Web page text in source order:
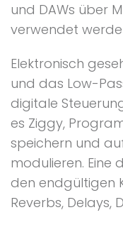
und DAWs über
verwendet
Elektronisch
und das Low-
digitale
es Ziggy,
speichern und
modulieren. Eine
den endgültigen
Reverbs, Delays,